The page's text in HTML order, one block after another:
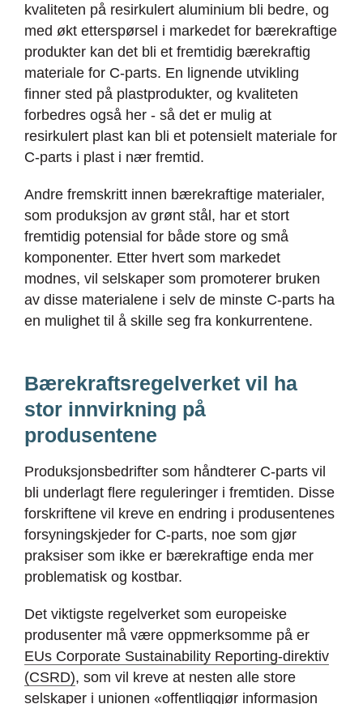
kvaliteten på resirkulert aluminium bli bedre, og
med økt etterspørsel i markedet for bærekraftige
produkter kan det bli et fremtidig bærekraftig
materiale for C-parts. En lignende utvikling
finner sted på plastprodukter, og kvaliteten
forbedres også her - så det er mulig at
resirkulert plast kan bli et potensielt materiale for
C-parts i plast i nær fremtid.
Andre fremskritt innen bærekraftige materialer,
som produksjon av grønt stål, har et stort
fremtidig potensial for både store og små
komponenter. Etter hvert som markedet
modnes, vil selskaper som promoterer bruken
av disse materialene i selv de minste C-parts ha
en mulighet til å skille seg fra konkurrentene.
Bærekraftsregelverket vil ha
stor innvirkning på
produsentene
Produksjonsbedrifter som håndterer C-parts vil
bli underlagt flere reguleringer i fremtiden. Disse
forskriftene vil kreve en endring i produsentenes
forsyningskjeder for C-parts, noe som gjør
praksiser som ikke er bærekraftige enda mer
problematisk og kostbar.
Det viktigste regelverket som europeiske
produsenter må være oppmerksomme på er
EUs Corporate Sustainability Reporting-direktiv
(CSRD), som vil kreve at nesten alle store
selskaper i unionen «offentliggjør informasjon